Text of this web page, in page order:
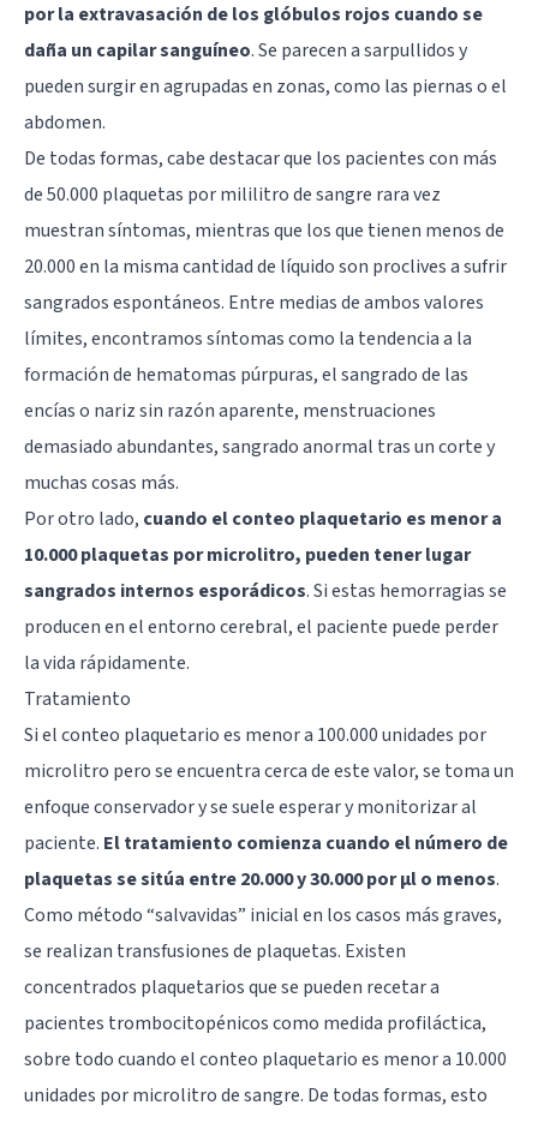
por la extravasación de los glóbulos rojos cuando se
daña un capilar sanguíneo. Se parecen a sarpullidos y
pueden surgir en agrupadas en zonas, como las piernas o el
abdomen.
De todas formas, cabe destacar que los pacientes con más
de 50.000 plaquetas por mililitro de sangre rara vez
muestran síntomas, mientras que los que tienen menos de
20.000 en la misma cantidad de líquido son proclives a sufrir
sangrados espontáneos. Entre medias de ambos valores
límites, encontramos síntomas como la tendencia a la
formación de hematomas púrpuras, el sangrado de las
encías o nariz sin razón aparente, menstruaciones
demasiado abundantes, sangrado anormal tras un corte y
muchas cosas más.
Por otro lado, cuando el conteo plaquetario es menor a
10.000 plaquetas por microlitro, pueden tener lugar
sangrados internos esporádicos. Si estas hemorragias se
producen en el entorno cerebral, el paciente puede perder
la vida rápidamente.
Tratamiento
Si el conteo plaquetario es menor a 100.000 unidades por
microlitro pero se encuentra cerca de este valor, se toma un
enfoque conservador y se suele esperar y monitorizar al
paciente. El tratamiento comienza cuando el número de
plaquetas se sitúa entre 20.000 y 30.000 por μl o menos.
Como método “salvavidas” inicial en los casos más graves,
se realizan transfusiones de plaquetas. Existen
concentrados plaquetarios que se pueden recetar a
pacientes trombocitopénicos como medida profiláctica,
sobre todo cuando el conteo plaquetario es menor a 10.000
unidades por microlitro de sangre. De todas formas, esto